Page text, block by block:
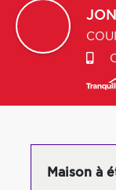
Maison à